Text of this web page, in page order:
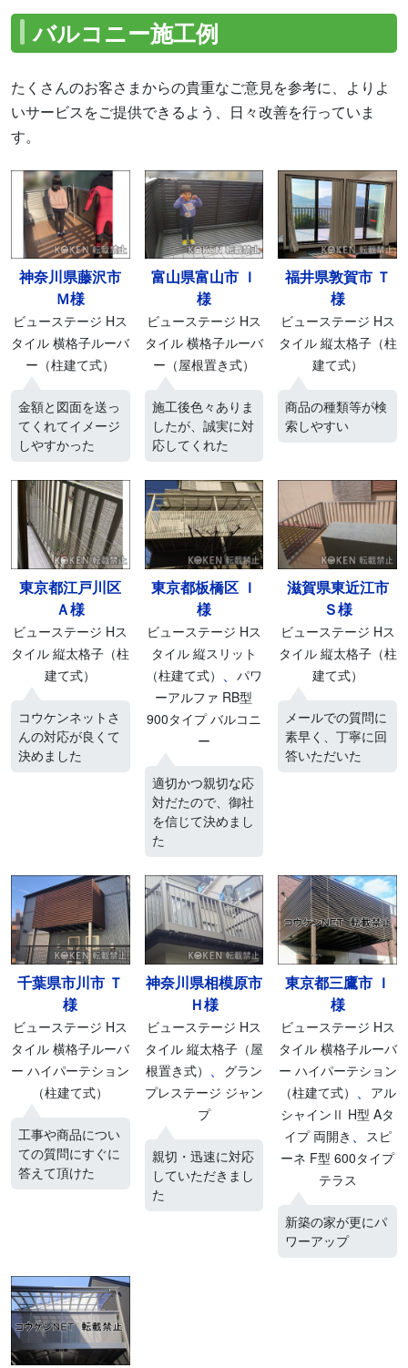
バルコニー施工例
たくさんのお客さまからの貴重なご意見を参考に、よりよ
いサービスをご提供できるよう、日々改善を行っていま
す。
神奈川県藤沢市
Ｍ様
ビューステージ Hス
タイル 横格子ルーバ
ー（柱建て式）
金額と図面を送っ
てくれてイメージ
しやすかった
富山県富山市 Ｉ
様
ビューステージ Hス
タイル 横格子ルーバ
ー（屋根置き式）
施工後色々ありま
したが、誠実に対
応してくれた
福井県敦賀市 Ｔ
様
ビューステージ Hス
タイル 縦太格子（柱
建て式）
商品の種類等が検
索しやすい
東京都江戸川区
Ａ様
ビューステージ Hス
タイル 縦太格子（柱
建て式）
コウケンネットさ
んの対応が良くて
決めました
東京都板橋区 Ｉ
様
ビューステージ Hス
タイル 縦スリット
（柱建て式） 、 パワ
ーアルファ RB型
900タイプ バルコニ
ー
適切かつ親切な応
対だたので、御社
を信じて決めまし
た
滋賀県東近江市
Ｓ様
ビューステージ Hス
タイル 縦太格子（柱
建て式）
メールでの質問に
素早く、丁寧に回
答いただいた
千葉県市川市 Ｔ
様
ビューステージ Hス
タイル 横格子ルーバ
ー ハイパーテション
（柱建て式）
工事や商品につい
ての質問にすぐに
答えて頂けた
神奈川県相模原市
Ｈ様
ビューステージ Hス
タイル 縦太格子（屋
根置き式） 、
グラン
プレステージ ジャン
プ
親切・迅速に対応
していただきまし
た
東京都三鷹市 Ｉ
様
ビューステージ Hス
タイル 横格子ルーバ
ー ハイパーテション
（柱建て式） 、
アル
シャインⅡ H型 Aタ
イプ 両開き 、
スピ
ーネ F型 600タイプ
テラス
新築の家が更にパ
ワーアップ